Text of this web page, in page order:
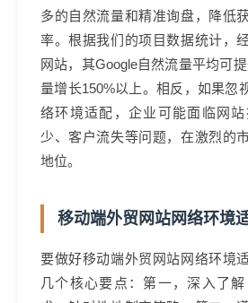
多的自然流量和精准询盘，降低
率。根据我们的项目数据统计，
网站，其Google自然流量平均可
量增长150%以上。相反，如果忽
络环境适配，企业可能面临网
少、客户流失等问题，在激烈的
地位。
移动端外贸网站网络环境
要做好移动端外贸网站网络环境
几个核心要点：第一，深入了